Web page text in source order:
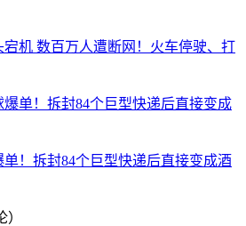
机 数百万人遭断网！火车停驶、打
！拆封84个巨型快递后直接变成酒